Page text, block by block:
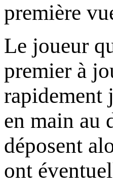
première
Le joueur
premier à
rapidement
en main au
déposent
ont